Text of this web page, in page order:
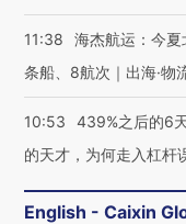
11:38
海杰航运：今
条船、8航次｜出海·物
10:53
439%之后的6
的天才，为何走入杠杆
English - Caixin